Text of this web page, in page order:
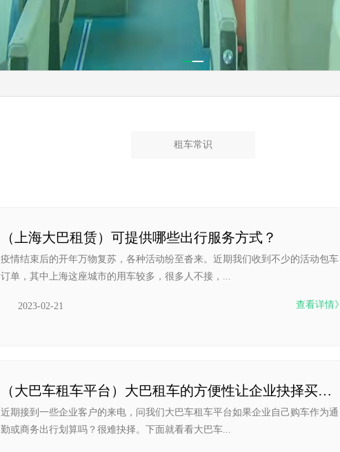
租车常识
（上海大巴租赁）可提供哪些出行服务方式？
疫情结束后的开年万物复苏，各种活动纷至沓来。近期我们收到不少的活动包车
订单，其中上海这座城市的用车较多，很多人不接，...
查看详情》
2023-02-21
（大巴车租车平台）大巴租车的方便性让企业抉择买车还是
近期接到一些企业客户的来电，问我们大巴车租车平台如果企业自己购车作为通
勤或商务出行划算吗？很难抉择。下面就看看大巴车...